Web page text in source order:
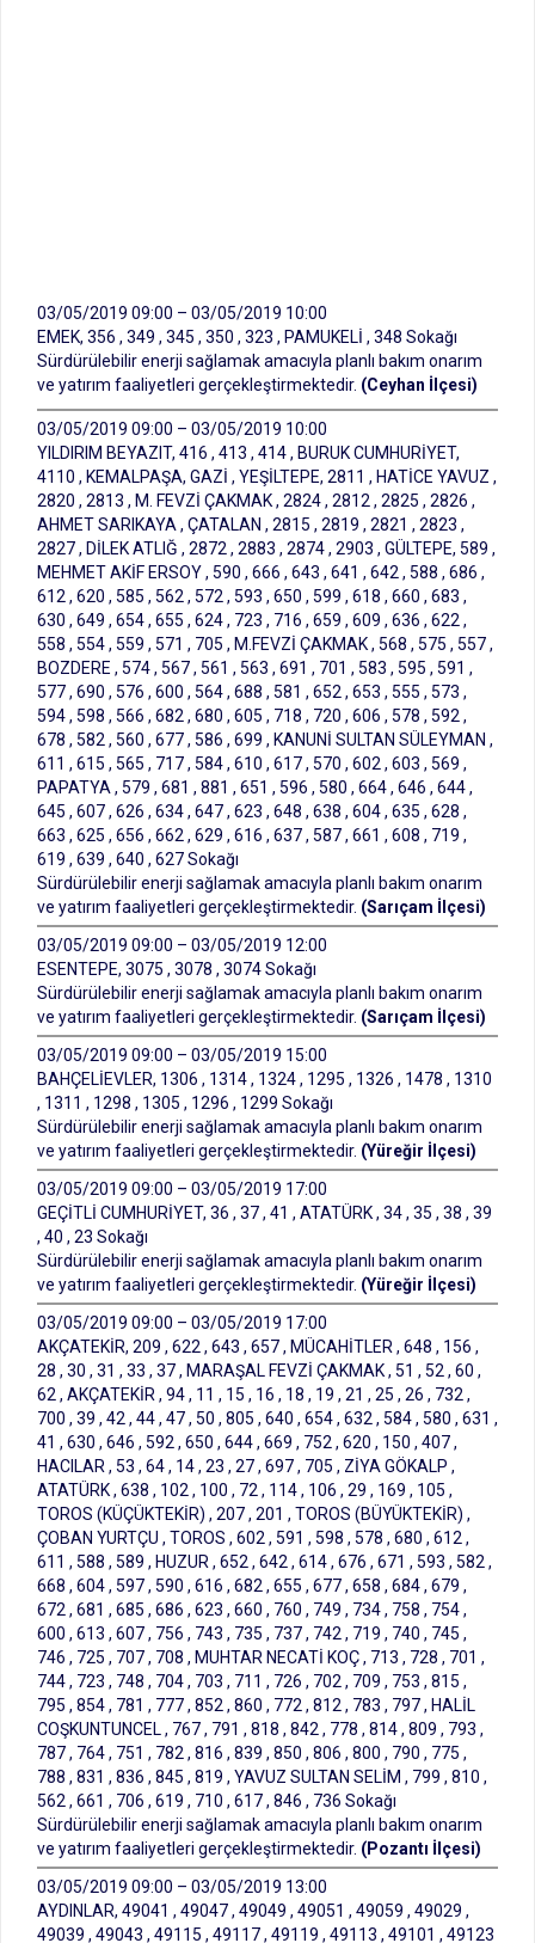
03/05/2019 09:00 – 03/05/2019 10:00
EMEK, 356 , 349 , 345 , 350 , 323 , PAMUKELİ , 348 Sokağı
Sürdürülebilir enerji sağlamak amacıyla planlı bakım onarım
ve yatırım faaliyetleri gerçekleştirmektedir. (Ceyhan İlçesi)
03/05/2019 09:00 – 03/05/2019 10:00
YILDIRIM BEYAZIT, 416 , 413 , 414 , BURUK CUMHURİYET,
4110 , KEMALPAŞA, GAZİ , YEŞİLTEPE, 2811 , HATİCE YAVUZ ,
2820 , 2813 , M. FEVZİ ÇAKMAK , 2824 , 2812 , 2825 , 2826 ,
AHMET SARIKAYA , ÇATALAN , 2815 , 2819 , 2821 , 2823 ,
2827 , DİLEK ATLIĞ , 2872 , 2883 , 2874 , 2903 , GÜLTEPE, 589 ,
MEHMET AKİF ERSOY , 590 , 666 , 643 , 641 , 642 , 588 , 686 ,
612 , 620 , 585 , 562 , 572 , 593 , 650 , 599 , 618 , 660 , 683 ,
630 , 649 , 654 , 655 , 624 , 723 , 716 , 659 , 609 , 636 , 622 ,
558 , 554 , 559 , 571 , 705 , M.FEVZİ ÇAKMAK , 568 , 575 , 557 ,
BOZDERE , 574 , 567 , 561 , 563 , 691 , 701 , 583 , 595 , 591 ,
577 , 690 , 576 , 600 , 564 , 688 , 581 , 652 , 653 , 555 , 573 ,
594 , 598 , 566 , 682 , 680 , 605 , 718 , 720 , 606 , 578 , 592 ,
678 , 582 , 560 , 677 , 586 , 699 , KANUNİ SULTAN SÜLEYMAN ,
611 , 615 , 565 , 717 , 584 , 610 , 617 , 570 , 602 , 603 , 569 ,
PAPATYA , 579 , 681 , 881 , 651 , 596 , 580 , 664 , 646 , 644 ,
645 , 607 , 626 , 634 , 647 , 623 , 648 , 638 , 604 , 635 , 628 ,
663 , 625 , 656 , 662 , 629 , 616 , 637 , 587 , 661 , 608 , 719 ,
619 , 639 , 640 , 627 Sokağı
Sürdürülebilir enerji sağlamak amacıyla planlı bakım onarım
ve yatırım faaliyetleri gerçekleştirmektedir. (Sarıçam İlçesi)
03/05/2019 09:00 – 03/05/2019 12:00
ESENTEPE, 3075 , 3078 , 3074 Sokağı
Sürdürülebilir enerji sağlamak amacıyla planlı bakım onarım
ve yatırım faaliyetleri gerçekleştirmektedir. (Sarıçam İlçesi)
03/05/2019 09:00 – 03/05/2019 15:00
BAHÇELİEVLER, 1306 , 1314 , 1324 , 1295 , 1326 , 1478 , 1310
, 1311 , 1298 , 1305 , 1296 , 1299 Sokağı
Sürdürülebilir enerji sağlamak amacıyla planlı bakım onarım
ve yatırım faaliyetleri gerçekleştirmektedir. (Yüreğir İlçesi)
03/05/2019 09:00 – 03/05/2019 17:00
GEÇİTLİ CUMHURİYET, 36 , 37 , 41 , ATATÜRK , 34 , 35 , 38 , 39
, 40 , 23 Sokağı
Sürdürülebilir enerji sağlamak amacıyla planlı bakım onarım
ve yatırım faaliyetleri gerçekleştirmektedir. (Yüreğir İlçesi)
03/05/2019 09:00 – 03/05/2019 17:00
AKÇATEKİR, 209 , 622 , 643 , 657 , MÜCAHİTLER , 648 , 156 ,
28 , 30 , 31 , 33 , 37 , MARAŞAL FEVZİ ÇAKMAK , 51 , 52 , 60 ,
62 , AKÇATEKİR , 94 , 11 , 15 , 16 , 18 , 19 , 21 , 25 , 26 , 732 ,
700 , 39 , 42 , 44 , 47 , 50 , 805 , 640 , 654 , 632 , 584 , 580 , 631 ,
41 , 630 , 646 , 592 , 650 , 644 , 669 , 752 , 620 , 150 , 407 ,
HACILAR , 53 , 64 , 14 , 23 , 27 , 697 , 705 , ZİYA GÖKALP ,
ATATÜRK , 638 , 102 , 100 , 72 , 114 , 106 , 29 , 169 , 105 ,
TOROS (KÜÇÜKTEKİR) , 207 , 201 , TOROS (BÜYÜKTEKİR) ,
ÇOBAN YURTÇU , TOROS , 602 , 591 , 598 , 578 , 680 , 612 ,
611 , 588 , 589 , HUZUR , 652 , 642 , 614 , 676 , 671 , 593 , 582 ,
668 , 604 , 597 , 590 , 616 , 682 , 655 , 677 , 658 , 684 , 679 ,
672 , 681 , 685 , 686 , 623 , 660 , 760 , 749 , 734 , 758 , 754 ,
600 , 613 , 607 , 756 , 743 , 735 , 737 , 742 , 719 , 740 , 745 ,
746 , 725 , 707 , 708 , MUHTAR NECATİ KOÇ , 713 , 728 , 701 ,
744 , 723 , 748 , 704 , 703 , 711 , 726 , 702 , 709 , 753 , 815 ,
795 , 854 , 781 , 777 , 852 , 860 , 772 , 812 , 783 , 797 , HALİL
COŞKUNTUNCEL , 767 , 791 , 818 , 842 , 778 , 814 , 809 , 793 ,
787 , 764 , 751 , 782 , 816 , 839 , 850 , 806 , 800 , 790 , 775 ,
788 , 831 , 836 , 845 , 819 , YAVUZ SULTAN SELİM , 799 , 810 ,
562 , 661 , 706 , 619 , 710 , 617 , 846 , 736 Sokağı
Sürdürülebilir enerji sağlamak amacıyla planlı bakım onarım
ve yatırım faaliyetleri gerçekleştirmektedir. (Pozantı İlçesi)
03/05/2019 09:00 – 03/05/2019 13:00
AYDINLAR, 49041 , 49047 , 49049 , 49051 , 49059 , 49029 ,
49039 , 49043 , 49115 , 49117 , 49119 , 49113 , 49101 , 49123